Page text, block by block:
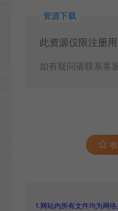
资源下载
此资源仅限注册
如有疑问请联系客
1.网站内所有文件均为网